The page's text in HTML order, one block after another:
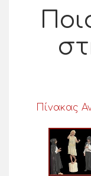
Πίνακας